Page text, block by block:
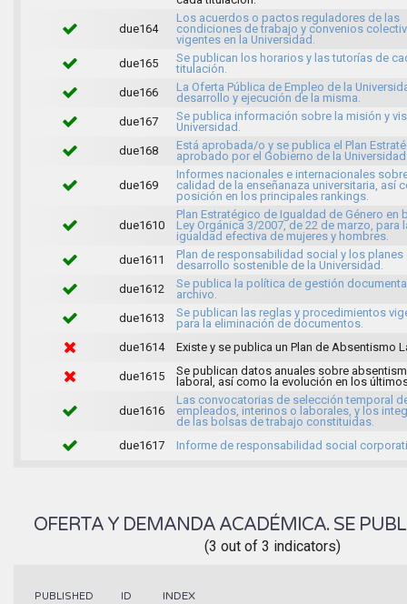
due164
Los acuerdos o pactos reguladores de las
condiciones de trabajo y convenios
vigentes en la Universidad.
due165
Se publican los horarios y las tutorías de
titulación.
due166
La Oferta Pública de Empleo de la
desarrollo y ejecución de la misma.
due167
Se publica información sobre la misión y
Universidad.
due168
Está aprobada/o y se publica el Plan
aprobado por el Gobierno de la
due169
Informes nacionales e internacionales
calidad de la enseñanaza universitaria, así
posición en los principales rankings.
due1610
Plan Estratégico de Igualdad de Género en
Ley Orgánica 3/2007, de 22 de marzo, para
igualdad efectiva de mujeres y hombres.
due1611
Plan de responsabilidad social y los planes
desarrollo sostenible de la Universidad.
due1612
Se publica la política de gestión
archivo.
due1613
Se publican las reglas y procedimientos
para la eliminación de documentos.
due1614
Existe y se publica un Plan de Absentismo
due1615
Se publican datos anuales sobre
laboral, así como la evolución en los
due1616
Las convocatorias de selección temporal
empleados, interinos o laborales, y los
de las bolsas de trabajo constituidas.
due1617
Informe de responsabilidad social
OFERTA Y DEMANDA ACADÉMICA. SE
(3 out of 3 indicators)
PUBLISHED ID INDEX